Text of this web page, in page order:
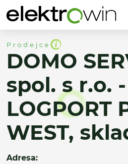
Prodejce
DOMO
spol. s r.o. -
LOGPORT
WEST,
Adresa: